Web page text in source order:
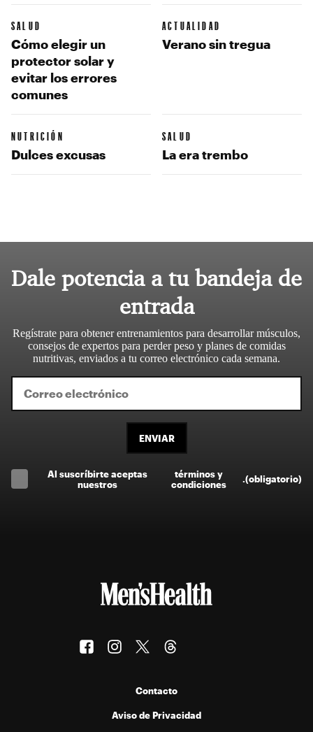
SALUD
Cómo elegir un
protector solar y
evitar los errores
comunes
ACTUALIDAD
Verano sin tregua
NUTRICIÓN
Dulces excusas
SALUD
La era trembo
Dale potencia a tu bandeja de
entrada
Regístrate para obtener entrenamientos para desarrollar músculos,
consejos de expertos para perder peso y planes de comidas
nutritivas, enviados a tu correo electrónico cada semana.
ENVIAR
Al suscríbirte aceptas
nuestros
términos y
condiciones
.(obligatorio)
Contacto
Aviso de Privacidad